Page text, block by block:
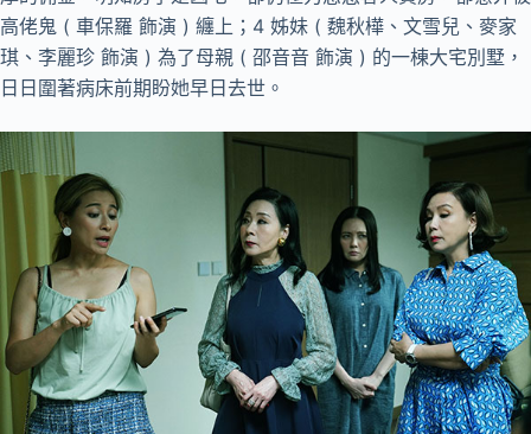
高佬鬼 ( 車保羅 飾演 ) 纏上；4 姊妹 ( 魏秋樺、文雪兒、麥家
琪、李麗珍 飾演 ) 為了母親 ( 邵音音 飾演 ) 的一棟大宅別墅，
日日圍著病床前期盼她早日去世。